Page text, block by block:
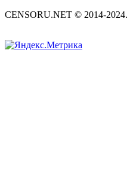
CENSORU.NET © 2014-